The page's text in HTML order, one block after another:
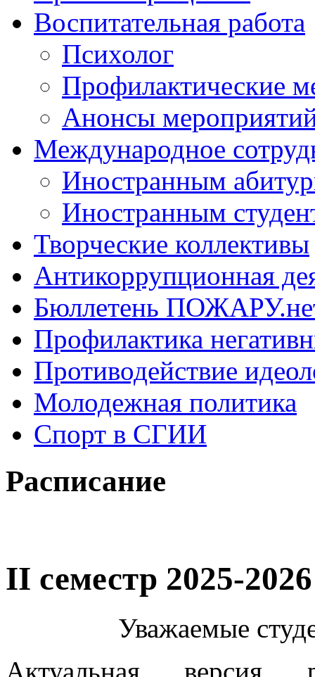
Воспитательная работа
Психолог
Профилактические
Анонсы
Международное
Иностранным
Иностранным
Творческие коллективы
Антикоррупционная
Бюллетень
Профилактика
Противодействие
Молодежная политика
Спорт в СГИИ
Расписание
II семестр 2025-
Уважаемые